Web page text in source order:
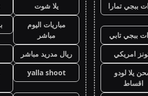
ببجي تمارا
ببجي تابي
امريكي
يلا لودو
اقساط
يلا شوت
مباريات اليوم
مباشر
ريال مدريد مباشر
yalla shoot